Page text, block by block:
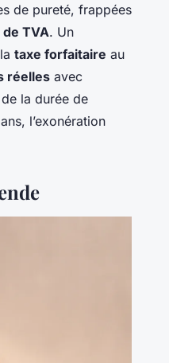
de pureté, frappées
TVA. Un
taxe forfaitaire au
réelles avec
la durée de
l’exonération